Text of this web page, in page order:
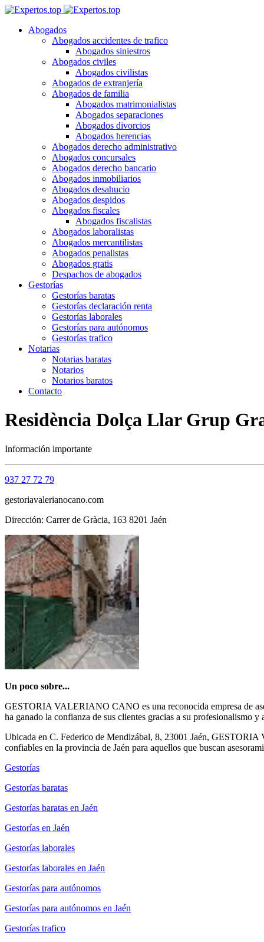
Abogados
Abogados accidentes de trafico
Abogados siniestros
Abogados civiles
Abogados civilistas
Abogados de extranjería
Abogados de familia
Abogados matrimonialistas
Abogados separaciones
Abogados divorcios
Abogados herencias
Abogados derecho administrativo
Abogados concursales
Abogados derecho bancario
Abogados inmobiliarios
Abogados desahucio
Abogados despidos
Abogados fiscales
Abogados fiscalistas
Abogados laboralistas
Abogados mercantilistas
Abogados penalistas
Abogados gratis
Despachos de abogados
Gestorías
Gestorías baratas
Gestorías declaración renta
Gestorías laborales
Gestorías para autónomos
Gestorías trafico
Notarias
Notarias baratas
Notarios
Notarios baratos
Contacto
Residència Dolça Llar Grup
Información importante
937 27 72 79
gestoriavalerianocano.com
Dirección: Carrer de Gràcia, 163 8201 Jaén
Un poco sobre...
GESTORIA VALERIANO CANO es una reconocida empresa de
ha ganado la confianza de sus clientes gracias a su profesionalismo y
Ubicada en C. Federico de Mendizábal, 8, 23001 Jaén,
confiables en la provincia de Jaén para aquellos que buscan
Gestorías
Gestorías baratas
Gestorías baratas en Jaén
Gestorías en Jaén
Gestorías laborales
Gestorías laborales en Jaén
Gestorías para autónomos
Gestorías para autónomos en Jaén
Gestorías trafico